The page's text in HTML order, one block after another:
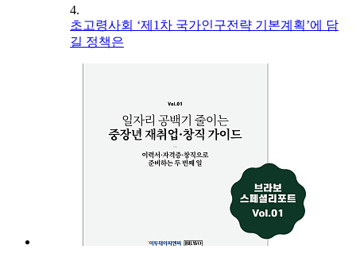
4.
초고령사회 ‘제1차 국가인구전략 기본계획’에 담
길 정책은